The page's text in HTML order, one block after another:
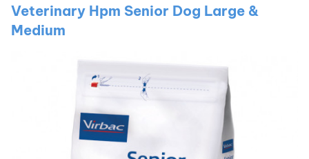
Veterinary Hpm Senior Dog Large &
Medium